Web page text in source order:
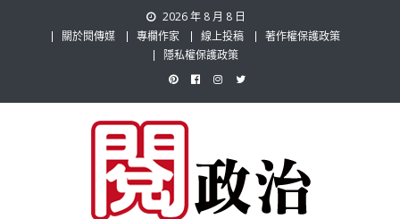
2026 年 8 月 8 日
關於閱傳媒
專欄作家 線上投稿
著作權保護政策
隱私權保護政策